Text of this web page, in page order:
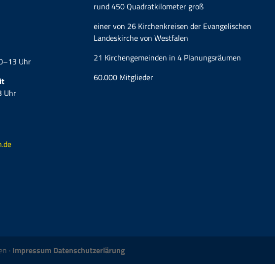
Uhr
Uhr
rund 450 Quadratkilometer groß
einer von 26 Kirchenkreisen der Evangelischen
Landeskirche von Westfalen
21 Kirchengemeinden in 4 Planungsräumen
60.000 Mitglieder
· Impressum Datenschutzerlärung